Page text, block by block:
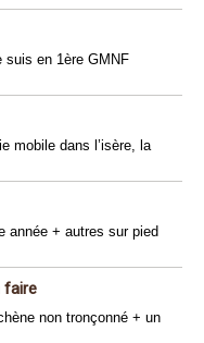
suis en 1ère GMNF
mobile dans l’isère, la
année + autres sur pied
faire
non tronçonné + un